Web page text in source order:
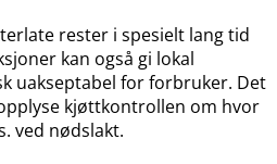
rester i spesielt lang tid
kan også gi lokal
uakseptabel for forbruker. Det
kjøttkontrollen om hvor
ved nødslakt.